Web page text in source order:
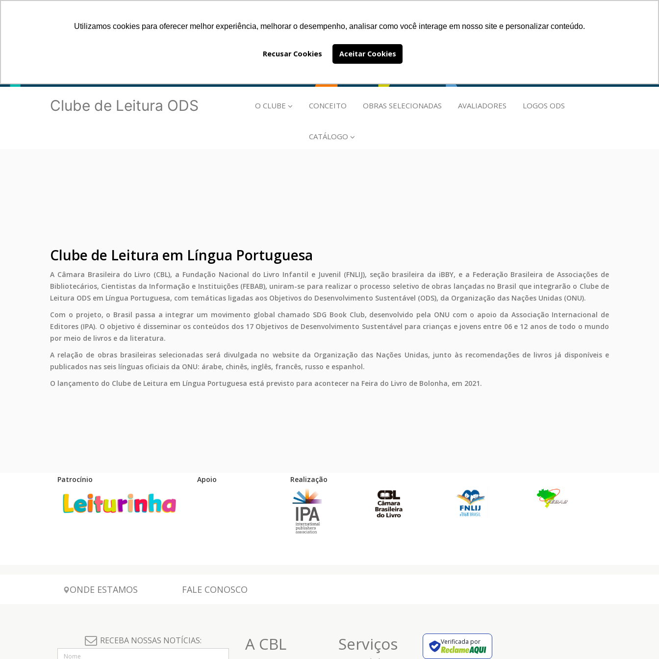
Utilizamos cookies para oferecer melhor experiência, melhorar o desempenho, analisar como você interage em nosso site e personalizar conteúdo.
Recusar Cookies Aceitar Cookies
PRÊMIO JABUTI
Clube de Leitura ODS O CLUBE CONCEITO OBRAS SELECIONADAS AVALIADORES LOGOS ODS
CATÁLOGO
Clube de Leitura em Língua Portuguesa
A Câmara Brasileira do Livro (CBL), a Fundação Nacional do Livro Infantil e Juvenil (FNLIJ), seção brasileira da iBBY, e a Federação Brasileira de Associações de
Bibliotecários, Cientistas da Informação e Instituições (FEBAB), uniram-se para realizar o processo seletivo de obras lançadas no Brasil que integrarão o Clube de
Leitura ODS em Língua Portuguesa, com temáticas ligadas aos Objetivos do Desenvolvimento Sustentável (ODS), da Organização das Nações Unidas (ONU).
Com o projeto, o Brasil passa a integrar um movimento global chamado SDG Book Club, desenvolvido pela ONU com o apoio da Associação Internacional de
Editores (IPA). O objetivo é disseminar os conteúdos dos 17 Objetivos de Desenvolvimento Sustentável para crianças e jovens entre 06 e 12 anos de todo o mundo
por meio de livros e da literatura.
A relação de obras brasileiras selecionadas será divulgada no website da Organização das Nações Unidas, junto às recomendações de livros já disponíveis e
publicados nas seis línguas oficiais da ONU: árabe, chinês, inglês, francês, russo e espanhol.
O lançamento do Clube de Leitura em Língua Portuguesa está previsto para acontecer na Feira do Livro de Bolonha, em 2021.
Patrocínio Apoio Realização
ONDE ESTAMOS FALE CONOSCO
RECEBA NOSSAS NOTÍCIAS: A CBL Serviços Verificada por